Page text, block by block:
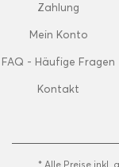
Zahlung
Mein Konto
FAQ - Häufige Fragen
Kontakt
* Alle Preise inkl.